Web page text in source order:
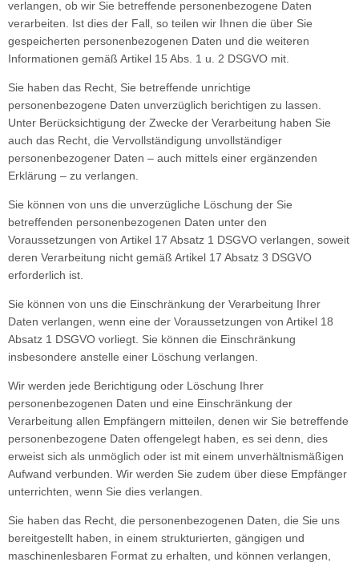
verlangen, ob wir Sie betreffende personenbezogene Daten
verarbeiten. Ist dies der Fall, so teilen wir Ihnen die über Sie
gespeicherten personenbezogenen Daten und die weiteren
Informationen gemäß Artikel 15 Abs. 1 u. 2 DSGVO mit.
Sie haben das Recht, Sie betreffende unrichtige
personenbezogene Daten unverzüglich berichtigen zu lassen.
Unter Berücksichtigung der Zwecke der Verarbeitung haben Sie
auch das Recht, die Vervollständigung unvollständiger
personenbezogener Daten – auch mittels einer ergänzenden
Erklärung – zu verlangen.
Sie können von uns die unverzügliche Löschung der Sie
betreffenden personenbezogenen Daten unter den
Voraussetzungen von Artikel 17 Absatz 1 DSGVO verlangen, soweit
deren Verarbeitung nicht gemäß Artikel 17 Absatz 3 DSGVO
erforderlich ist.
Sie können von uns die Einschränkung der Verarbeitung Ihrer
Daten verlangen, wenn eine der Voraussetzungen von Artikel 18
Absatz 1 DSGVO vorliegt. Sie können die Einschränkung
insbesondere anstelle einer Löschung verlangen.
Wir werden jede Berichtigung oder Löschung Ihrer
personenbezogenen Daten und eine Einschränkung der
Verarbeitung allen Empfängern mitteilen, denen wir Sie betreffende
personenbezogene Daten offengelegt haben, es sei denn, dies
erweist sich als unmöglich oder ist mit einem unverhältnismäßigen
Aufwand verbunden. Wir werden Sie zudem über diese Empfänger
unterrichten, wenn Sie dies verlangen.
Sie haben das Recht, die personenbezogenen Daten, die Sie uns
bereitgestellt haben, in einem strukturierten, gängigen und
maschinenlesbaren Format zu erhalten, und können verlangen,